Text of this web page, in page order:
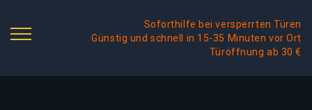
Soforthilfe bei versperrten Türen
Günstig und schnell in 15-35 Minuten vor Ort
Türöffnung ab 30 €